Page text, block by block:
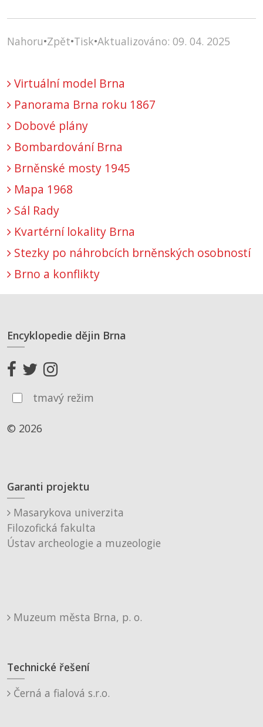
Nahoru•Zpět•Tisk•Aktualizováno: 09. 04. 2025
Virtuální model Brna
Panorama Brna roku 1867
Dobové plány
Bombardování Brna
Brněnské mosty 1945
Mapa 1968
Sál Rady
Kvartérní lokality Brna
Stezky po náhrobcích brněnských osobností
Brno a konflikty
Encyklopedie dějin Brna
tmavý režim
© 2026
Garanti projektu
Masarykova univerzita
Filozofická fakulta
Ústav archeologie a muzeologie
Muzeum města Brna, p. o.
Technické řešení
Černá a fialová s.r.o.